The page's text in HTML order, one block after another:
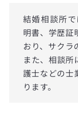
結婚相談所
明書、学歴証
おり、サクラ
また、相談所
護士などの士
ります。